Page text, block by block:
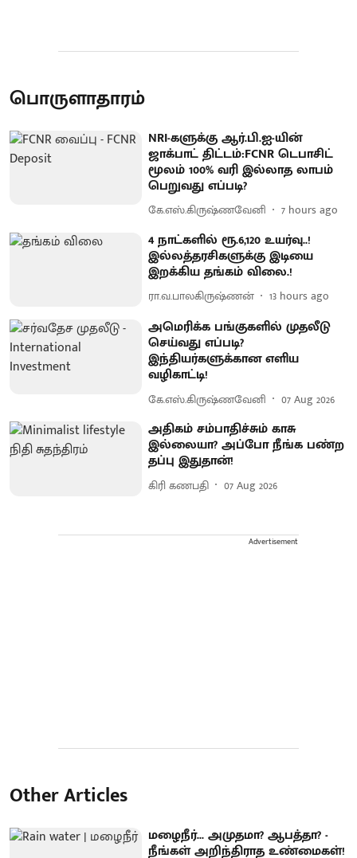
பொருளாதாரம்
NRI-களுக்கு ஆர்.பி.ஐ-யின்
ஜாக்பாட் திட்டம்:FCNR டெபாசிட்
மூலம் 100% வரி இல்லாத லாபம்
பெறுவது எப்படி?
கே.எஸ்.கிருஷ்ணவேனி 7 hours ago
4 நாட்களில் ரூ.6,120 உயர்வு..!
இல்லத்தரசிகளுக்கு இடியை
இறக்கிய தங்கம் விலை.!
ரா.வ.பாலகிருஷ்ணன் 13 hours ago
அமெரிக்க பங்குகளில் முதலீடு
செய்வது எப்படி?
இந்தியர்களுக்கான எளிய
வழிகாட்டி!
கே.எஸ்.கிருஷ்ணவேனி 07 Aug 2026
அதிகம் சம்பாதிச்சும் காசு
இல்லையா? அப்போ நீங்க பண்ற
தப்பு இதுதான்!
கிரி கணபதி 07 Aug 2026
Advertisement
Other Articles
மழைநீர்... அமுதமா? ஆபத்தா? -
நீங்கள் அறிந்திராத உண்மைகள்!